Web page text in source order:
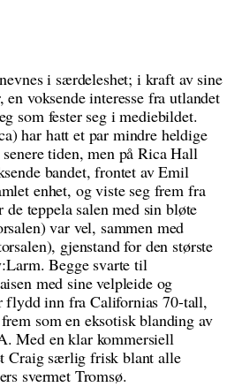
i særdeleshet; i kraft av sine
voksende interesse fra utlandet
som fester seg i mediebildet.
har hatt et par mindre heldige
tiden, men på Rica Hall
bandet, frontet av Emil
enhet, og viste seg frem fra
de teppela salen med sin bløte
var vel, sammen med
gjenstand for den største
Begge svarte til
med sine velpleide og
flydd inn fra Californias 70-tall,
som en eksotisk blanding av
Med en klar kommersiell
Craig særlig frisk blant alle
svermet Tromsø.